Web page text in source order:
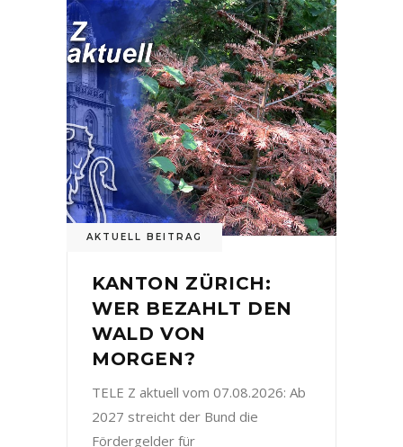
AKTUELL BEITRAG
KANTON ZÜRICH:
WER BEZAHLT DEN
WALD VON
MORGEN?
TELE Z aktuell vom 07.08.2026: Ab
2027 streicht der Bund die
Fördergelder für